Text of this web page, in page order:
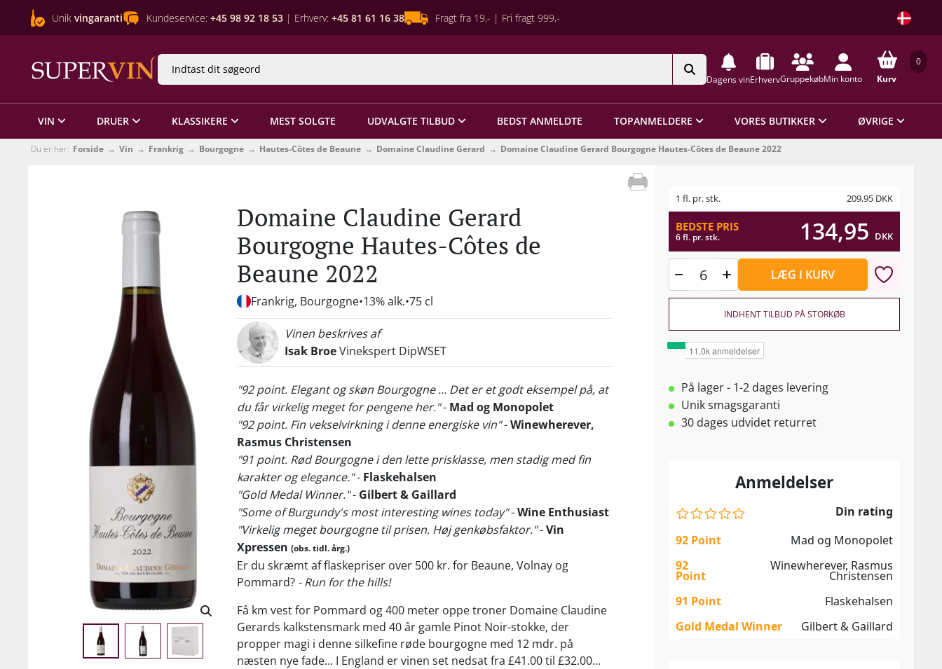
Unik vingaranti Kundeservice: +45 98 92 18 53 | Erhverv: +45 81 61 16 38 Fragt fra 19,- | Fri fragt 999,-
Dagens vinErhvervGruppekøbMin konto
0
Kurv
VIN DRUER KLASSIKERE MEST SOLGTE UDVALGTE TILBUD BEDST ANMELDTE TOPANMELDERE VORES BUTIKKER ØVRIGE
Du er her: Forside Vin Frankrig Bourgogne Hautes-Côtes de Beaune Domaine Claudine Gerard Domaine Claudine Gerard Bourgogne Hautes-Côtes de Beaune 2022
Domaine Claudine Gerard
Bourgogne Hautes-Côtes de
Beaune 2022
Frankrig, Bourgogne 13% alk. 75 cl
Vinen beskrives af
Isak BroeVinekspert DipWSET
"92 point. Elegant og skøn Bourgogne ... Det er et godt eksempel på, at
du får virkelig meget for pengene her."- Mad og Monopolet
"92 point. Fin vekselvirkning i denne energiske vin"-Winewherever,
Rasmus Christensen
"91 point. Rød Bourgogne i den lette prisklasse, men stadig med fin
karakter og elegance."- Flaskehalsen
"Gold Medal Winner."- Gilbert & Gaillard
"Some of Burgundy's most interesting wines today"-Wine Enthusiast
"Virkelig meget bourgogne til prisen. Høj genkøbsfaktor."-Vin
Xpressen (obs. tidl. årg.)
Er du skræmt af flaskepriser over 500 kr. for Beaune, Volnay og
Pommard? - Run for the hills!
Få km vest for Pommard og 400 meter oppe troner Domaine Claudine
Gerards kalkstensmark med 40 år gamle Pinot Noir-stokke, der
propper magi i denne silkefine røde bourgogne med 12 mdr. på
næsten nye fade... I England er vinen set nedsat fra £41.00 til £32.00...
1 fl. pr. stk. 209,95 DKK
BEDSTE PRIS
6 fl. pr. stk. 134,95 DKK
LÆG I KURV
INDHENT TILBUD PÅ STORKØB
På lager - 1-2 dages levering
Unik smagsgaranti
30 dages udvidet returret
Anmeldelser
Din rating
92 Point
Mad og Monopolet
92
Point
Winewherever, Rasmus
Christensen
91 Point
Flaskehalsen
Gold Medal Winner
Gilbert & Gaillard